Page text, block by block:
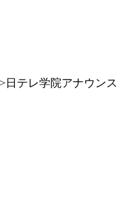
日テレ学院アナウンス
ル日本代表